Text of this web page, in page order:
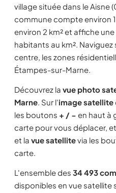
village située dans le Aisne
commune compte environ
environ 2 km² et affiche
habitants au km².
centre, les zones
Étampes-sur-Marne.
Découvrez la vue photo
Marne. Sur l'image satellite
les boutons + / − en haut à
carte pour vous déplacer,
et la vue satellitevia les
carte.
L'ensemble des 34 493
disponibles en vue satellite